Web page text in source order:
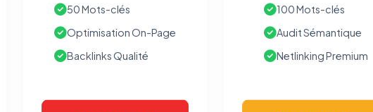
50 Mots-clés
Optimisation On-Page
Backlinks Qualité
100 Mots-clés
Audit Sémantique
Netlinking Premium